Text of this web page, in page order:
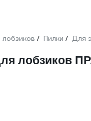
/ Пилки / Для
лобзиков